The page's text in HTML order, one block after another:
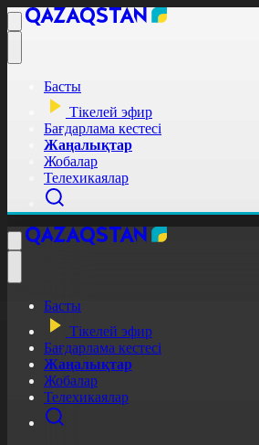
Басты
Тікелей эфир
Бағдарлама кестесі
Жаңалықтар
Жобалар
Телехикаялар
Басты
Тікелей эфир
Бағдарлама кестесі
Жаңалықтар
Жобалар
Телехикаялар